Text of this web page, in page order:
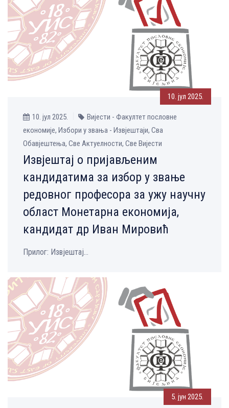
10. јул 2025.
10. јул 2025.
Вијести - Факултет пословне
економије, Избори у звања - Извјештаји, Сва
Обавјештења, Све Aктуелности, Све Вијести
Извјештај о пријављеним
кандидатима за избор у звање
редовног професора за ужу научну
област Монетарна економија,
кандидат др Иван Мировић
Прилог: Извјештај...
5. јун 2025.